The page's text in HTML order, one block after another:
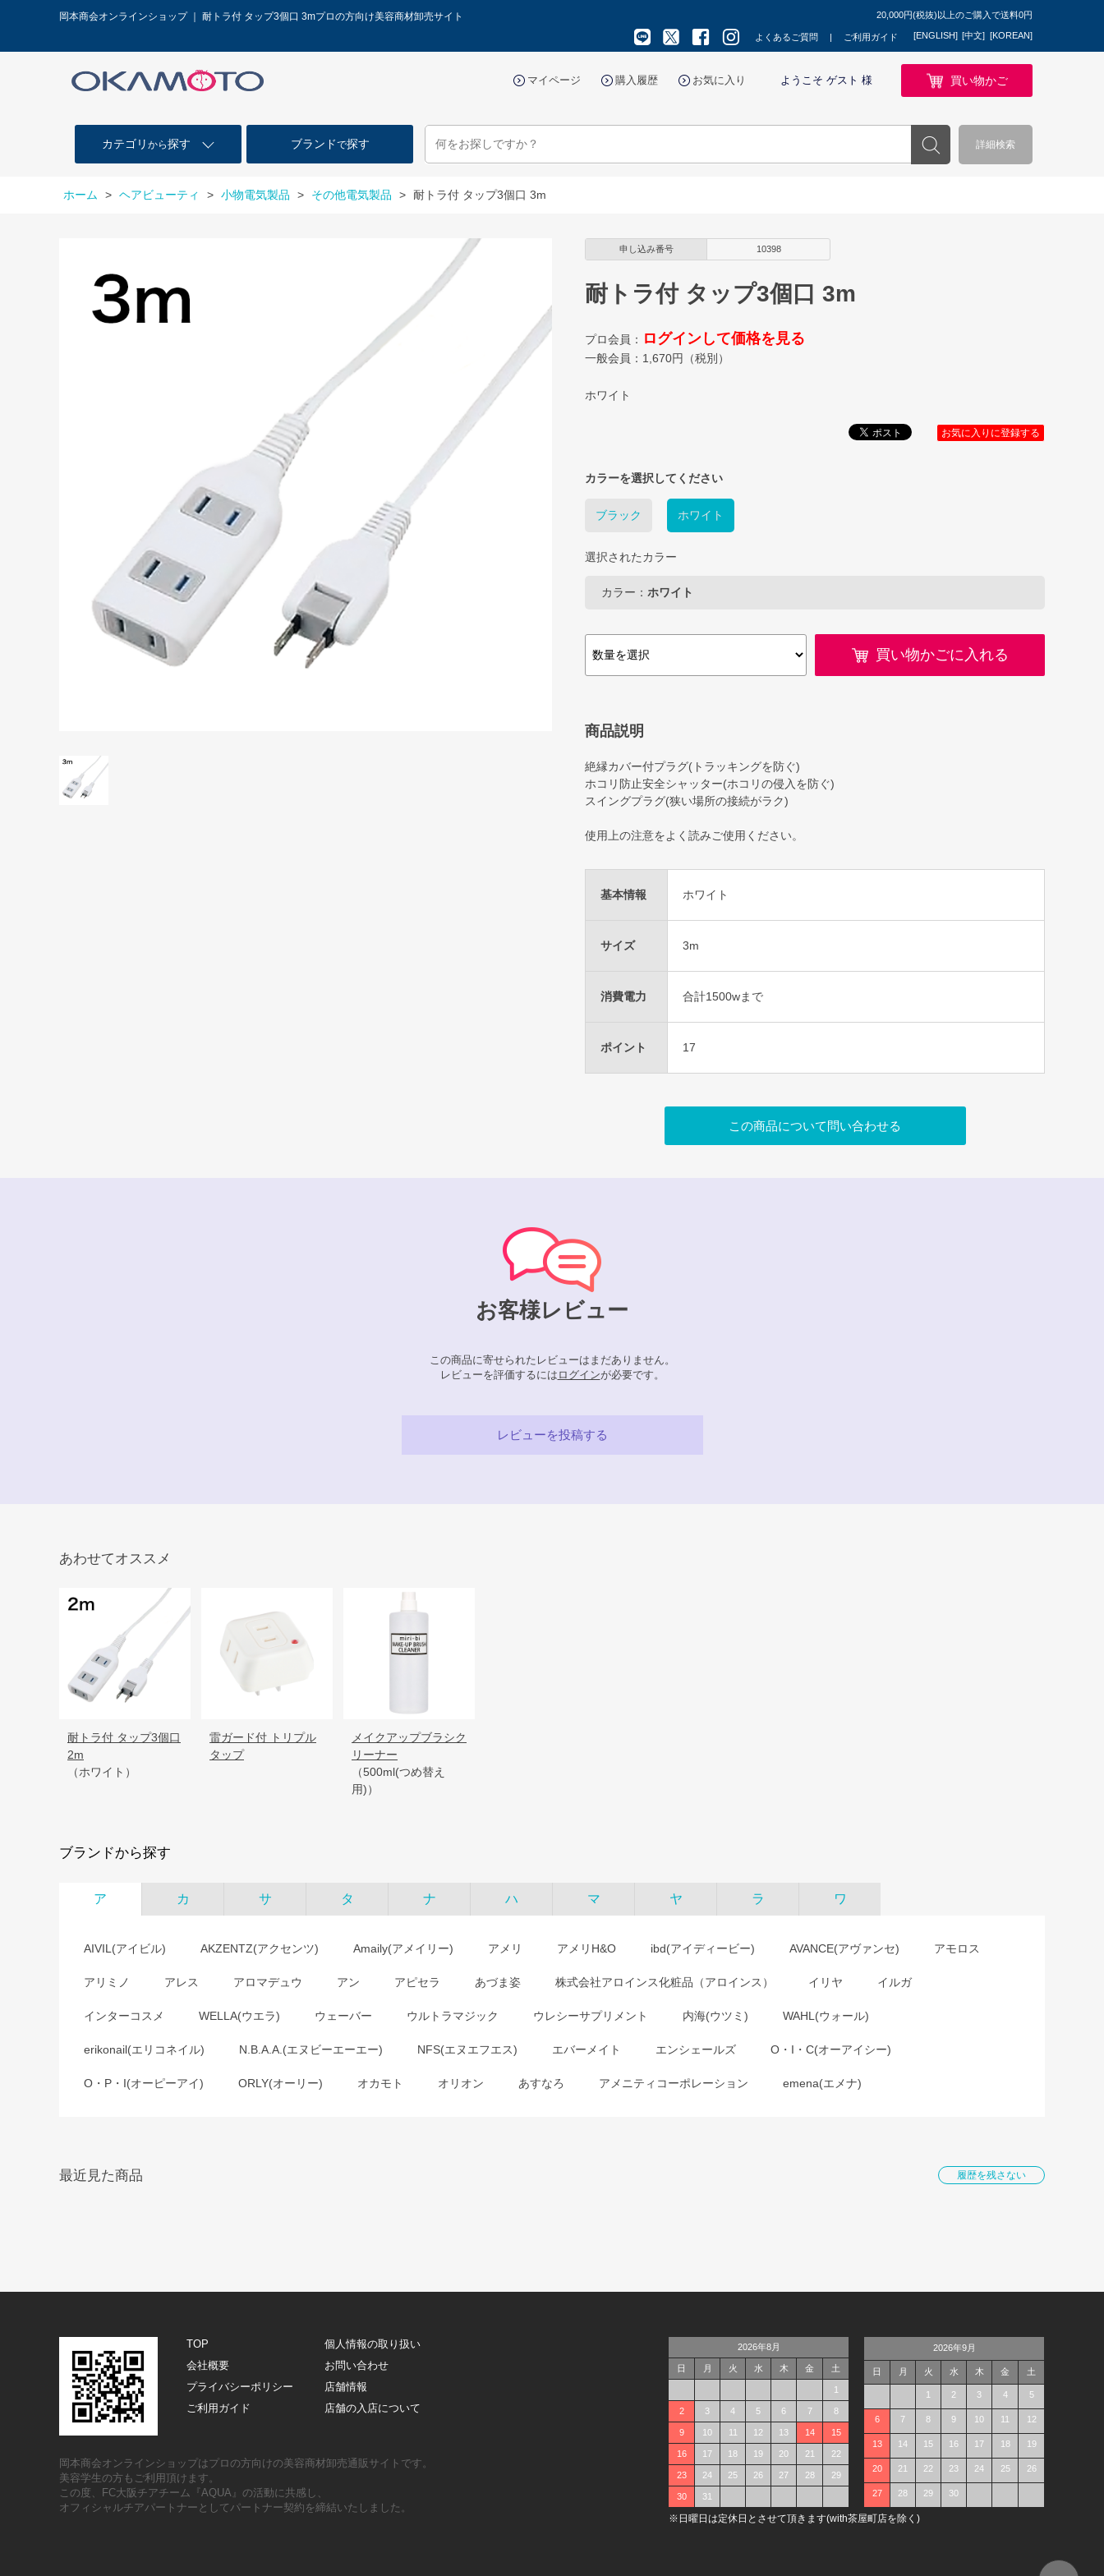
岡本商会オンラインショップ ｜ 耐トラ付 タップ3個口 3mプロの方向け美容商材卸売サイト 20,000円(税抜)以上のご購入で送料0円
よくあるご質問 ご利用ガイド [ENGLISH] [中文] [KOREAN]
マイページ 購入履歴 お気に入り ようこそ ゲスト 様 買い物かご
カテゴリ から探す ブランドで探す 詳細検索
ホーム > ヘアビューティ > 小物電気製品 > その他電気製品 > 耐トラ付 タップ3個口 3m
申し込み番号 10398
耐トラ付 タップ3個口 3m
プロ会員： ログインして価格を見る
一般会員： 1,670円（税別）
ホワイト
お気に入りに登録する
カラーを選択してください
ブラック ホワイト
選択されたカラー
カラー： ホワイト
買い物かごに入れる
商品説明
絶縁カバー付プラグ(トラッキングを防ぐ)
ホコリ防止安全シャッター(ホコリの侵入を防ぐ)
スイングプラグ(狭い場所の接続がラク)
使用上の注意をよく読みご使用ください。
基本情報 ホワイト
サイズ 3m
消費電力 合計1500wまで
ポイント 17
この商品について問い合わせる
お客様レビュー
この商品に寄せられたレビューはまだありません。
レビューを評価するには ログインが必要です。
レビューを投稿する
あわせてオススメ
耐トラ付 タップ3個口
2m
（ホワイト）
雷ガード付 トリプル
タップ
メイクアップブラシク
リーナー
（500ml(つめ替え
用)）
ブランドから探す
ア カ サ タ ナ ハ マ ヤ ラ ワ
AIVIL(アイビル) AKZENTZ(アクセンツ) Amaily(アメイリー) アメリ アメリH&O ibd(アイディービー) AVANCE(アヴァンセ) アモロス
アリミノ アレス アロマデュウ アン アピセラ あづま姿 株式会社アロインス化粧品（アロインス） イリヤ イルガ
インターコスメ WELLA(ウエラ) ウェーバー ウルトラマジック ウレシーサプリメント 内海(ウツミ) WAHL(ウォール)
erikonail(エリコネイル) N.B.A.A.(エヌビーエーエー) NFS(エヌエフエス) エバーメイト エンシェールズ O・I・C(オーアイシー)
O・P・I(オーピーアイ) ORLY(オーリー) オカモト オリオン あすなろ アメニティコーポレーション emena(エメナ)
最近見た商品 履歴を残さない
TOP
個人情報の取り扱い
会社概要
お問い合わせ
プライバシーポリシー
店舗情報
ご利用ガイド
店舗の入店について
岡本商会オンラインショップはプロの方向けの美容商材卸売通販サイトです。
美容学生の方もご利用頂けます。
この度、FC大阪チアチーム『AQUA』の活動に共感し、
オフィシャルチアパートナーとしてパートナー契約を締結いたしました。
2026年8月
日 月 火 水 木 金 土
1
2 3 4 5 6 7 8
9 10 11 12 13 14 15
16 17 18 19 20 21 22
23 24 25 26 27 28 29
30 31
2026年9月
日 月 火 水 木 金 土
1 2 3 4 5
6 7 8 9 10 11 12
13 14 15 16 17 18 19
20 21 22 23 24 25 26
27 28 29 30
※日曜日は定休日とさせて頂きます(with茶屋町店を除く)